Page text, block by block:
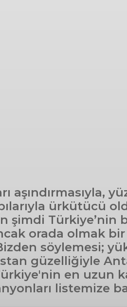
aşındırmasıyla,
ürkütücü
şimdi Türkiye’nin
orada olmak bir
söylemesi;
güzelliğiyle
en uzun
listemize